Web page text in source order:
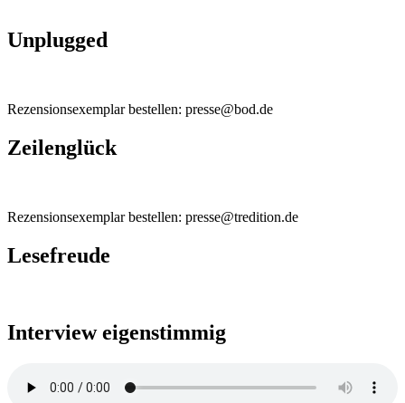
Unplugged
Rezensionsexemplar bestellen: presse@bod.de
Zeilenglück
Rezensionsexemplar bestellen: presse@tredition.de
Lesefreude
Interview eigenstimmig